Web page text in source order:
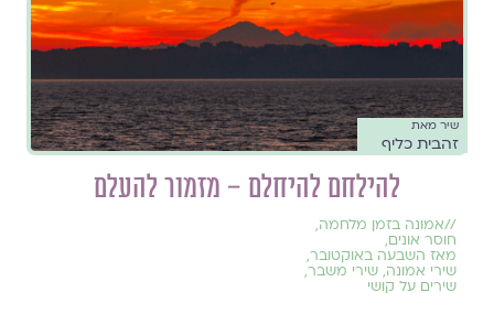
שיר מאת
זהבית כליף
להילחם להיחלם – מזמור להעלם
//אמונה בזמן מלחמה,
חוסר אונים,
מאז השבעה באוקטובר,
שירי אמונה, שירי משבר,
שירים על קושי